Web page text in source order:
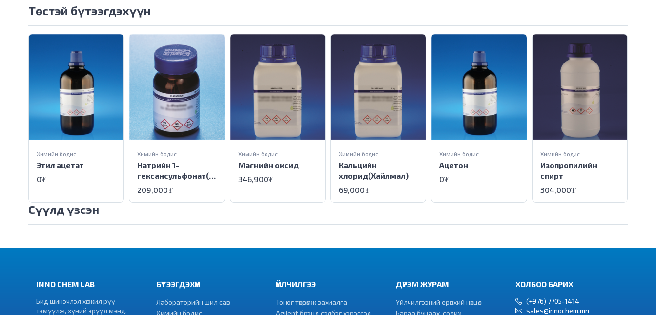
Төстэй бүтээгдэхүүн
Этил ацетат
Химийн бодис
0₮
Натрийн 1-
гексансульфонат(
Усгүй)
Химийн бодис
209,000₮
Магнийн оксид
Химийн бодис
346,900₮
Кальцийн
хлорид(Хайлмал)
Химийн бодис
69,000₮
Ацетон
Химийн бодис
0₮
Изопропилийн
спирт
Химийн бодис
304,000₮
Сүүлд үзсэн
INNO CHEM LAB
Бид шинэчлэл хөгжил рүү
тэмүүлж, хүний эрүүл мэнд,
БҮТЭЭГДЭХҮҮН
Лабораторийн шил сав
Химийн бодис
ҮЙЛЧИЛГЭЭ
Тоног төхөөрөмж захиалга
Agilent брэнд сэлбэг хэрэгсэл
ДҮРЭМ ЖУРАМ
Үйлчилгээний ерөнхий нөхцөл
Бараа буцаах, солих
ХОЛБОО БАРИХ
(+976) 7705-1414
sales@innochem.mn